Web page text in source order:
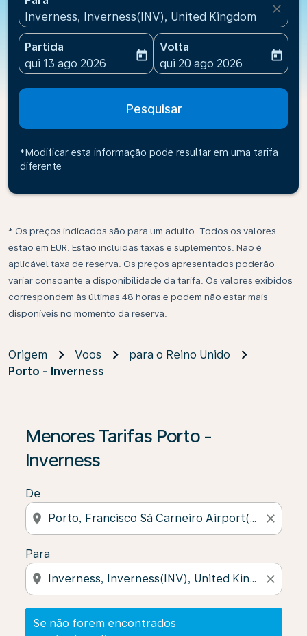
Inverness, Inverness(INV), United Kingdom
close
Partida
fc-booking-departure-date-aria-label
qui 13 ago 2026
today
Volta
fc-booking-return-date-
qui 20 ago 2026
today
Pesquisar
*Modificar esta informação pode resultar em uma tarifa
diferente
* Os preços indicados são para um adulto. Todos os valores
estão em EUR. Estão incluídas taxas e suplementos. Não é
aplicável taxa de reserva. Os preços apresentados poderão
variar consoante a disponibilidade da tarifa. Os valores exibidos
correspondem às últimas 48 horas e podem não estar mais
disponíveis no momento da reserva.
Origem Voos
para o Reino Unido
Porto - Inverness
Menores Tarifas Porto -
Inverness
De
location_on close
Para
location_on close
Se não forem encontrados
Se não forem encontrados resultados, clique em